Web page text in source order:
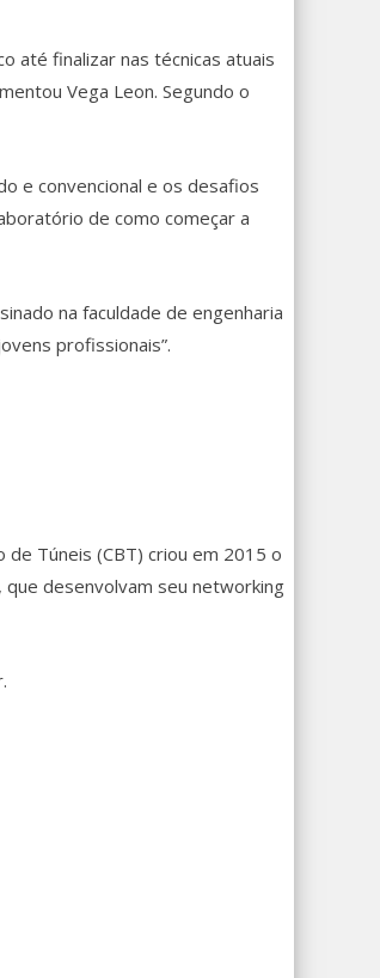
até finalizar nas técnicas atuais
Vega Leon. Segundo o
e convencional e os desafios
de como começar a
na faculdade de engenharia
profissionais”.
Túneis (CBT) criou em 2015 o
desenvolvam seu networking